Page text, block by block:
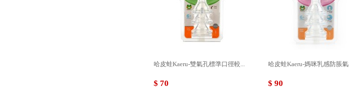
哈皮蛙Kaeru-雙氣孔標準口徑較...
$ 70
哈皮蛙Kaeru-媽咪乳感防脹
$ 90